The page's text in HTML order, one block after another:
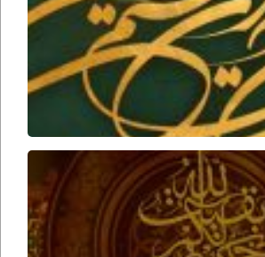
بر زنده
بودن
ارواحنا
فداه
عوامل
زمان
ارواحنا
فداه